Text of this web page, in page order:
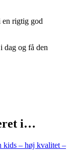
en rigtig god
dag og få den
i…